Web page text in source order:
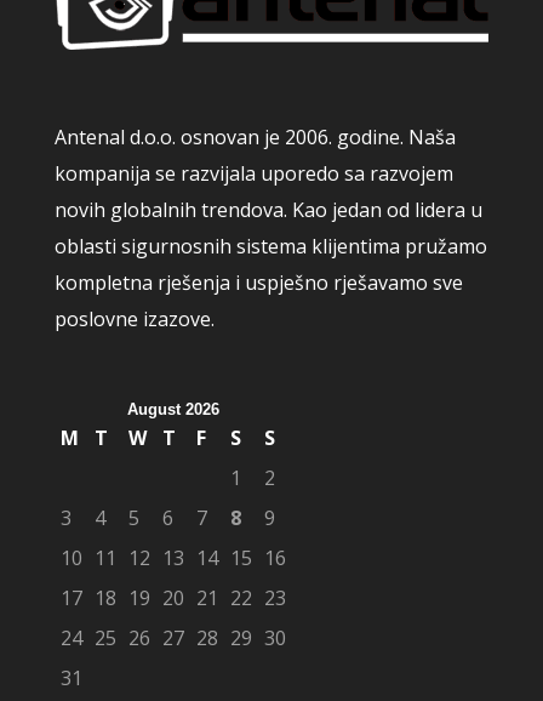
Antenal d.o.o. osnovan je 2006. godine. Naša
kompanija se razvijala uporedo sa razvojem
novih globalnih trendova. Kao jedan od lidera u
oblasti sigurnosnih sistema klijentima pružamo
kompletna rješenja i uspješno rješavamo sve
poslovne izazove.
August 2026
M T W T F S
S
1
2
3
4 5 6 7 8
9
10 11 12 13 14 15 16
17 18 19 20 21 22 23
24 25 26 27 28 29 30
31